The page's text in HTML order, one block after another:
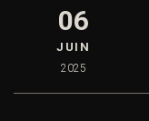
06
JUIN
2025